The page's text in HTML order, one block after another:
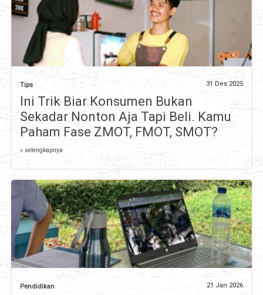
Tips 31 Des 2025
Ini Trik Biar Konsumen Bukan
Sekadar Nonton Aja Tapi Beli. Kamu
Paham Fase ZMOT, FMOT, SMOT?
» selengkapnya
Pendidikan 21 Jan 2026